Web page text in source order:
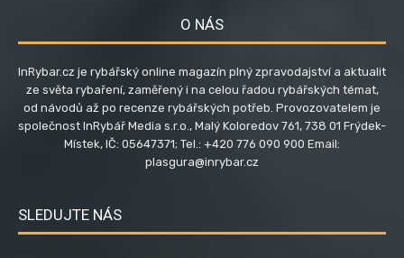
O NÁS
InRybar.cz je rybářský online magazín plný zpravodajství a aktualit
ze světa rybaření, zaměřený i na celou řadou rybářských témat,
od návodů až po recenze rybářských potřeb. Provozovatelem je
společnost InRybář Media s.r.o., Malý Koloredov 761, 738 01 Frýdek-
Místek, IČ: 05647371; Tel.: +420 776 090 900 Email:
plasgura@inrybar.cz
SLEDUJTE NÁS